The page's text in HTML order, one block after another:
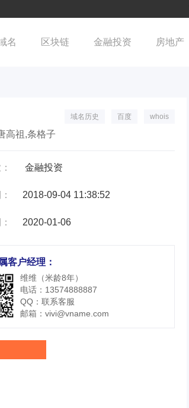
名 区块链 金融投资 房地产
高祖,条格子
域名历史 百度 whois
金融投资
2018-09-04 11:38:52
2020-01-06
客户经理：
维维（米龄8年）
电话：13574888887
QQ： 联系客服
邮箱： vivi@vname.com